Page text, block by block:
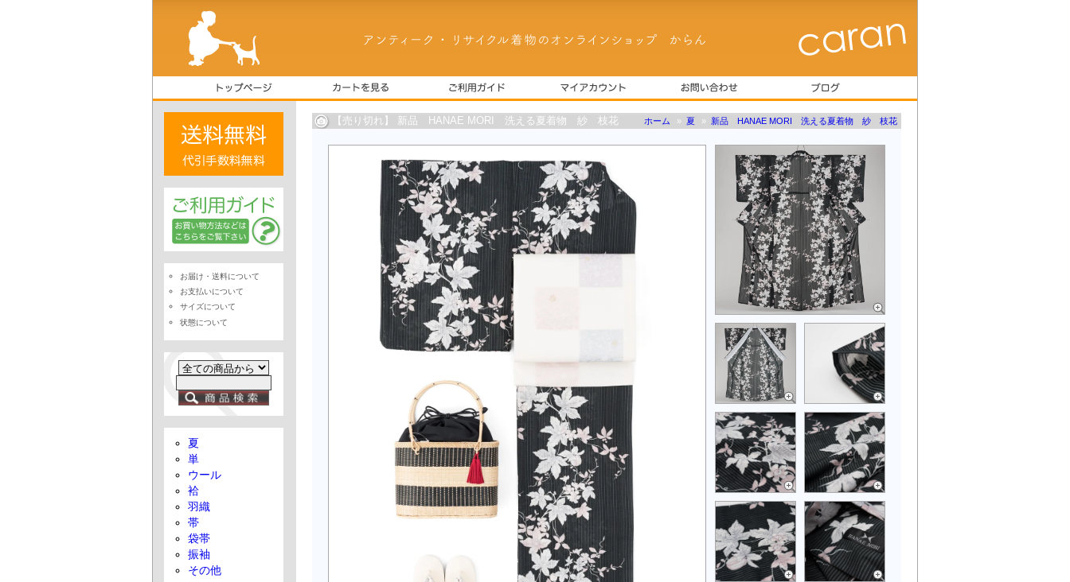
【売り切れ】 新品 HANAE MORI 洗える夏着物 紗 枝花 ホーム » 夏 » 新品 HANAE MORI 洗える夏着物 紗 枝花
お届け・送料について
お支払いについて
サイズについて
状態について
夏
単
ウール
袷
羽織
帯
袋帯
振袖
その他